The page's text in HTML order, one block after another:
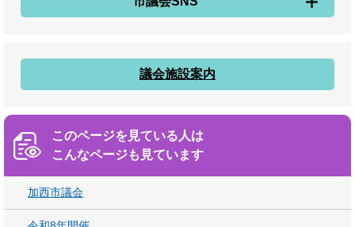
議会施設案内
このページを見ている人は
こんなページも見ています
加西市議会